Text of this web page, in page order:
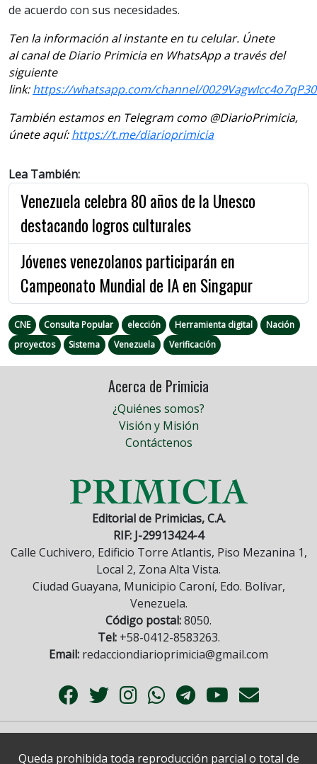
de acuerdo con sus necesidades.
Ten la información al instante en tu celular. Únete
al canal de Diario Primicia en WhatsApp a través del
siguiente
link:https://whatsapp.com/channel/
También estamos en Telegram como @DiarioPrimicia,
únete aquí:https://t.me/diarioprimicia
Lea También:
Venezuela celebra 80 años de la Unesco
destacando logros culturales
Jóvenes venezolanos participarán en
Campeonato Mundial de IA en Singapur
CNE Consulta Popular elección Herramienta digital
Nación
proyectos
Sistema Venezuela Verificación
Acerca de Primicia
¿Quiénes somos?
Visión y Misión
Contáctenos
Editorial de Primicias, C.A.
RIF: J-29913424-4
Calle Cuchivero, Edificio Torre Atlantis, Piso Mezanina 1,
Local 2, Zona Alta Vista.
Ciudad Guayana, Municipio Caroní, Edo. Bolívar,
Venezuela.
Código postal:8050.
Tel:+58-0412-8583263.
Email: redacciondiarioprimicia@gmail.com
Queda prohibida toda reproducción parcial o total de